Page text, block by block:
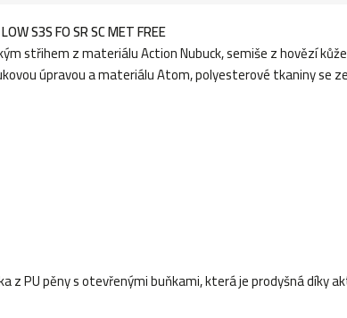
S3S FO SR SC MET FREE
střihem z materiálu Action Nubuck, semiše z hovězí
úpravou a materiálu Atom, polyesterové tkaniny se
PU pěny s otevřenými buňkami, která je prodyšná díky